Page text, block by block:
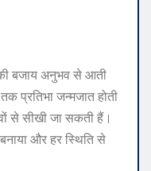
की बजाय अनुभव से आती
प्रतिभा जन्मजात होती
से सीखी जा सकती हैं।
और हर स्थिति से